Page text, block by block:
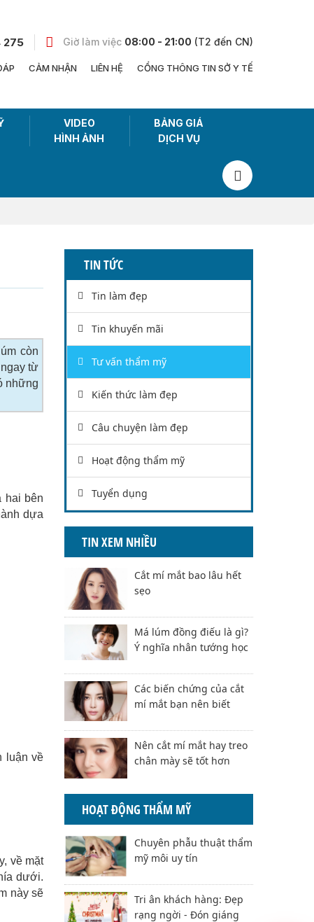
275 Giờ làm việc 08:00 - 21:00 (T2 đến CN)
CẢM NHẬN LIÊN HỆ CỔNG THÔNG TIN SỞ Y TẾ
VIDEO
HÌNH ẢNH
BẢNG GIÁ
DỊCH VỤ
còn
từ
những
hai bên
dựa
luận về
về mặt
dưới.
này sẽ
TIN TỨC
Tin làm đẹp
Tin khuyến mãi
Tư vấn thẩm mỹ
Kiến thức làm đẹp
Câu chuyện làm đẹp
Hoạt động thẩm mỹ
Tuyển dụng
TIN XEM NHIỀU
Cắt mí mắt bao lâu hết
sẹo
Má lúm đồng điếu là gì?
Ý nghĩa nhân tướng học
Các biến chứng của cắt
mí mắt bạn nên biết
Nên cắt mí mắt hay treo
chân mày sẽ tốt hơn
HOẠT ĐỘNG THẨM MỸ
Chuyên phẫu thuật thẩm
mỹ môi uy tín
Tri ân khách hàng: Đẹp
rạng ngời - Đón giáng